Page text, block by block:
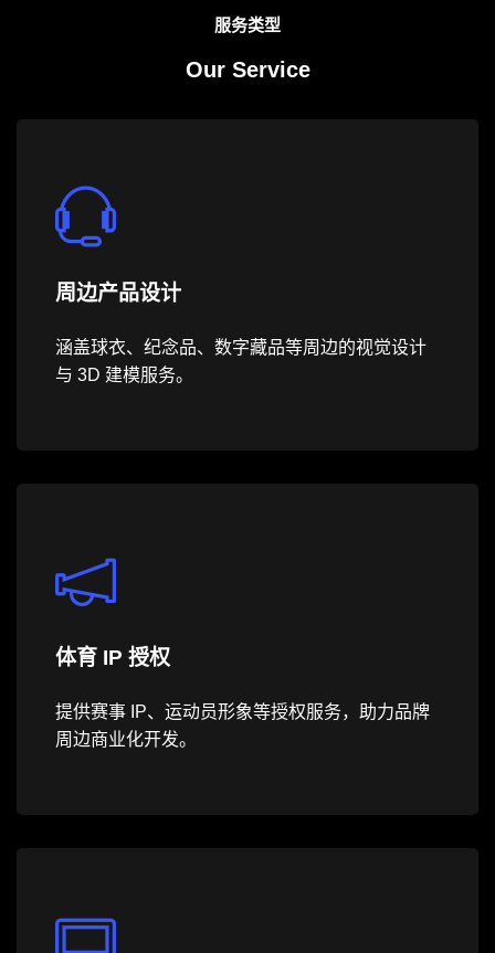
服务类型
Our Service
周边产品设计
涵盖球衣、纪念品、数字藏品等周边的视觉设计
与 3D 建模服务。
体育 IP 授权
提供赛事 IP、运动员形象等授权服务，助力品牌
周边商业化开发。